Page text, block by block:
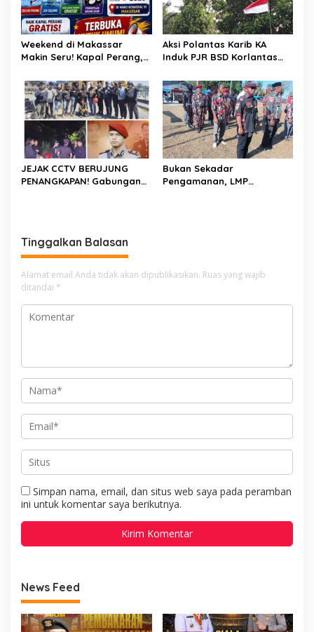
Weekend di Makassar
Makin Seru! Kapal Perang,
Menanti di Kodaeral VI
Aksi Polantas Karib KA
Induk PJR BSD Korlantas
Darmawati.SE.MM.MH
bersama Personilnya
Membagikan Bendera
Merah Putih Berserta
Tiangnya
JEJAK CCTV BERUJUNG
PENANGKAPAN! Gabungan
Batulappa
Bukan Sekadar
Pengamanan, LMP
Tinggalkan Balasan
Alamat email Anda tidak akan dipublikasikan. Ruas yang wajib
ditandai *
Simpan nama, email, dan situs web saya pada peramban
ini untuk komentar saya berikutnya.
News Feed